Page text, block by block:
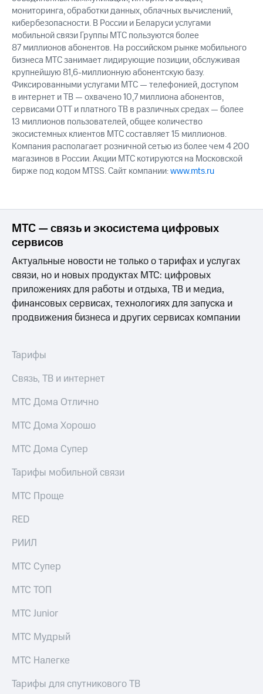
мониторинга, обработки данных, облачных вычислений,
кибербезопасности. В России и Беларуси услугами
мобильной связи Группы МТС пользуются более
87 миллионов абонентов. На российском рынке мобильного
бизнеса МТС занимает лидирующие позиции, обслуживая
крупнейшую 81,6-миллионную абонентскую базу.
Фиксированными услугами МТС — телефонией, доступом
в интернет и ТВ — охвачено 10,7 миллиона абонентов,
сервисами OTT и платного ТВ в различных средах — более
13 миллионов пользователей, общее количество
экосистемных клиентов МТС составляет 15 миллионов.
Компания располагает розничной сетью из более чем 4 200
магазинов в России. Акции МТС котируются на Московской
бирже под кодом MTSS. Сайт компании:www.mts.ru
МТС — связь и экосистема цифровых
сервисов
Актуальные новости не только о тарифах и услугах
связи, но и новых продуктах МТС: цифровых
приложениях для работы и отдыха, ТВ и медиа,
финансовых сервисах, технологиях для запуска и
продвижения бизнеса и других сервисах компании
Тарифы
Связь, ТВ и интернет
МТС Дома Отлично
МТС Дома Хорошо
МТС Дома Супер
Тарифы мобильной связи
МТС Проще
RED
РИИЛ
МТС Супер
МТС ТОП
МТС Junior
МТС Мудрый
МТС Налегке
Тарифы для спутникового ТВ